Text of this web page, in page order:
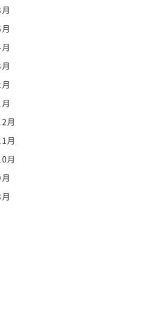
月
月
月